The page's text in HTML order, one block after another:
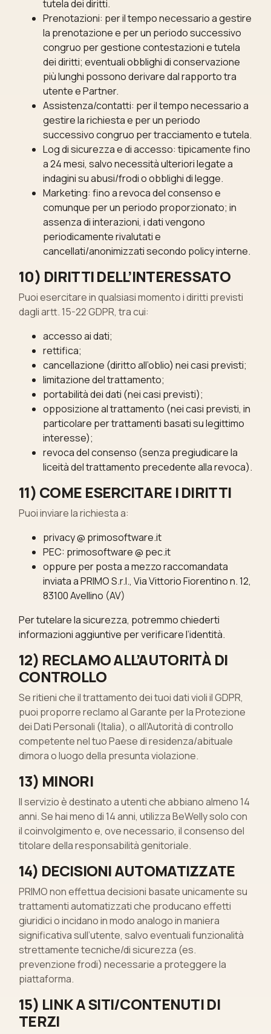
tutela dei diritti.
Prenotazioni: per il tempo necessario a gestire
la prenotazione e per un periodo successivo
congruo per gestione contestazioni e tutela
dei diritti; eventuali obblighi di conservazione
più lunghi possono derivare dal rapporto tra
utente e Partner.
Assistenza/contatti: per il tempo necessario a
gestire la richiesta e per un periodo
successivo congruo per tracciamento e tutela.
Log di sicurezza e di accesso: tipicamente fino
a 24 mesi, salvo necessità ulteriori legate a
indagini su abusi/frodi o obblighi di legge.
Marketing: fino a revoca del consenso e
comunque per un periodo proporzionato; in
assenza di interazioni, i dati vengono
periodicamente rivalutati e
cancellati/anonimizzati secondo policy interne.
10) DIRITTI DELL’INTERESSATO
Puoi esercitare in qualsiasi momento i diritti previsti
dagli artt. 15-22 GDPR, tra cui:
accesso ai dati;
rettifica;
cancellazione (diritto all’oblio) nei casi previsti;
limitazione del trattamento;
portabilità dei dati (nei casi previsti);
opposizione al trattamento (nei casi previsti, in
particolare per trattamenti basati su legittimo
interesse);
revoca del consenso (senza pregiudicare la
liceità del trattamento precedente alla revoca).
11) COME ESERCITARE I DIRITTI
Puoi inviare la richiesta a:
privacy @ primosoftware.it
PEC: primosoftware @ pec.it
oppure per posta a mezzo raccomandata
inviata a PRIMO S.r.l., Via Vittorio Fiorentino n. 12,
83100 Avellino (AV)
Per tutelare la sicurezza, potremmo chiederti
informazioni aggiuntive per verificare l’identità.
12) RECLAMO ALL’AUTORITÀ DI
CONTROLLO
Se ritieni che il trattamento dei tuoi dati violi il GDPR,
puoi proporre reclamo al Garante per la Protezione
dei Dati Personali (Italia), o all’Autorità di controllo
competente nel tuo Paese di residenza/abituale
dimora o luogo della presunta violazione.
13) MINORI
Il servizio è destinato a utenti che abbiano almeno 14
anni. Se hai meno di 14 anni, utilizza BeWelly solo con
il coinvolgimento e, ove necessario, il consenso del
titolare della responsabilità genitoriale.
14) DECISIONI AUTOMATIZZATE
PRIMO non effettua decisioni basate unicamente su
trattamenti automatizzati che producano effetti
giuridici o incidano in modo analogo in maniera
significativa sull’utente, salvo eventuali funzionalità
strettamente tecniche/di sicurezza (es.
prevenzione frodi) necessarie a proteggere la
piattaforma.
15) LINK A SITI/CONTENUTI DI
TERZI